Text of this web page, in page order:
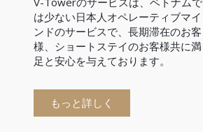
は少ない日本人オペレーティブマイ
ンドのサービスで、長期滞在のお客
様、ショートステイのお客様共に満
足と安心を与えております。
もっと詳しく